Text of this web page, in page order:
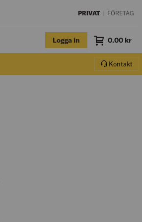
PRIVAT FÖRETAG
Logga in Varukorg.
Summa
0.00 kr
Kontakt